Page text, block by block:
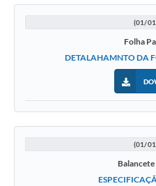
(01/
Folha
DETALAHAMNTO DA
(01/
Balancete